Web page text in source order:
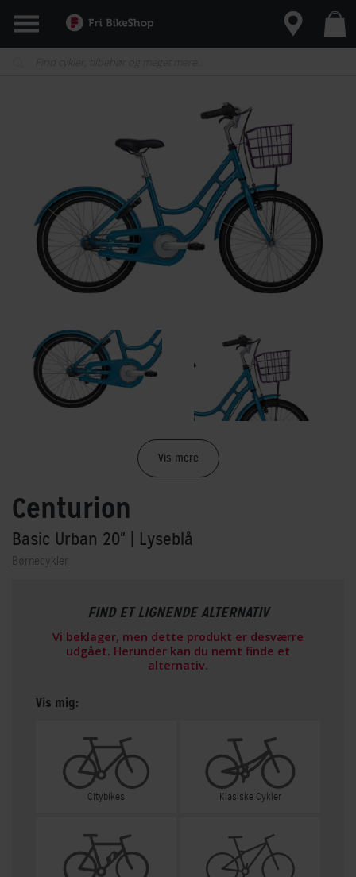
Vis mere
Centurion
Basic Urban 20" | Lyseblå
Børnecykler
FIND ET LIGNENDE ALTERNATIV
Vi beklager, men dette produkt er desværre
udgået. Herunder kan du nemt finde et
alternativ.
Vis mig:
Citybikes Klasiske Cykler